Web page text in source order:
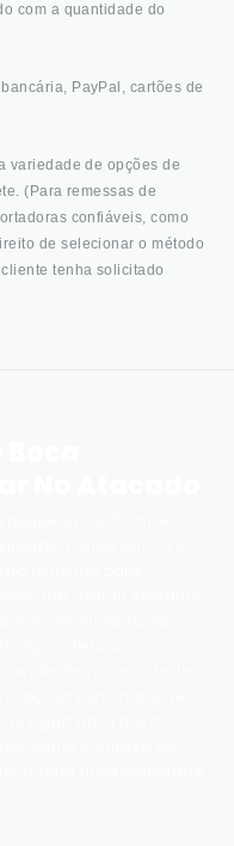
com a quantidade do
PayPal, cartões de
variedade de opções de
(Para remessas de
confiáveis, como
de selecionar o método
tenha solicitado